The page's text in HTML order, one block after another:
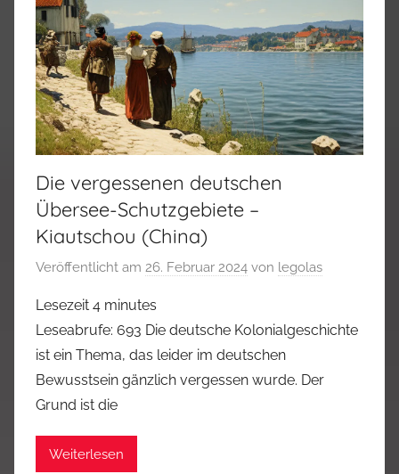
Die vergessenen deutschen
Übersee-Schutzgebiete –
Kiautschou (China)
Veröffentlicht am 26. Februar 2024 von legolas
Lesezeit 4 minutes
Leseabrufe: 693 Die deutsche Kolonialgeschichte
ist ein Thema, das leider im deutschen
Bewusstsein gänzlich vergessen wurde. Der
Grund ist die
Weiterlesen